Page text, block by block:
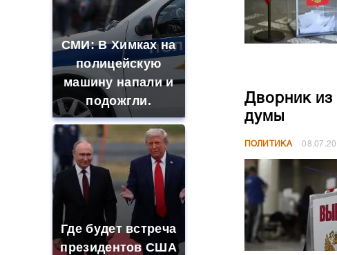
СМИ: В Химках на
полицейскую
машину напали и
подожгли.
Где будет встреча
президентов США
Дворник из
думы
ПОЛИТИКА